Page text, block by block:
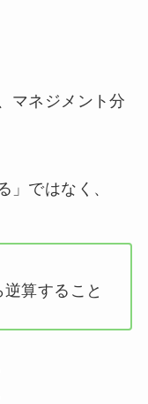
マネジメント分
」ではなく、
算すること